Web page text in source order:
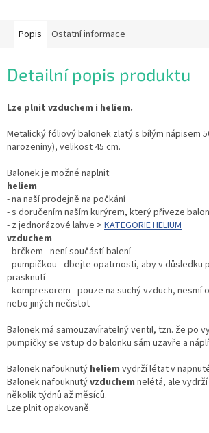
Popis Ostatní informace
Detailní popis produktu
Lze plnit vzduchem i heliem.
Metalický fóliový balonek zlatý s bílým nápisem
narozeniny), velikost 45 cm.
Balonek je možné naplnit:
heliem
- na naší prodejně na počkání
- s doručením naším kurýrem, který přiveze
- z jednorázové lahve > KATEGORIE HELIUM
vzduchem
- brčkem - není součástí balení
- pumpičkou - dbejte opatrnosti, aby v důsledku
prasknutí
- kompresorem - pouze na suchý vzduch, nesmí
nebo jiných nečistot
Balonek má samouzavíratelný ventil, tzn. že po
pumpičky se vstup do balonku sám uzavře a
Balonek nafouknutý heliem vydrží létat v
Balonek nafouknutývzduchem nelétá, ale
několik týdnů až měsíců.
Lze plnit opakovaně.